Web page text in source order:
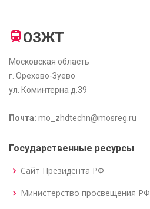
ОЗЖТ
Московская область
г. Орехово-Зуево
ул. Коминтерна д.39
Почта: mo_zhdtechn@mosreg.ru
Государственные ресурсы
Сайт Президента РФ
Министерство просвещения РФ